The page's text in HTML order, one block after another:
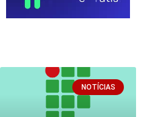
NOTÍCIAS